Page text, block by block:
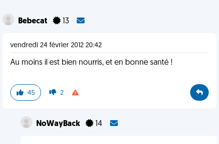
Bebecat 13
vendredi 24 février 2012 20:42
Au moins il est bien nourris, et en bonne santé !
45 2
NoWayBack 14